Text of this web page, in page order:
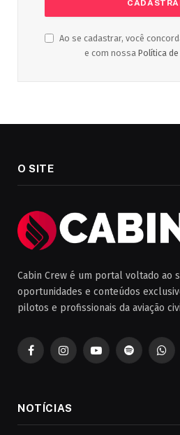
Ao se cadastrar, você
e com nossa Política
O SITE
Cabin Crew é um portal voltado ao
oportunidades e conteúdos
pilotos e profissionais da aviação
FacebookInstagramYouTubeSpotify
NOTÍCIAS